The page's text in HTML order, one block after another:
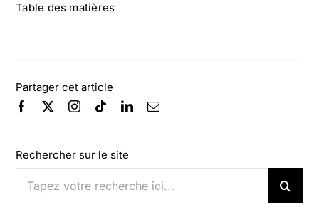
Table des matières
Partager cet article
Rechercher sur le site